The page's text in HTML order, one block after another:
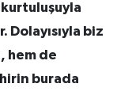
kurtuluşuyla
Dolayısıyla biz
hem de
burada